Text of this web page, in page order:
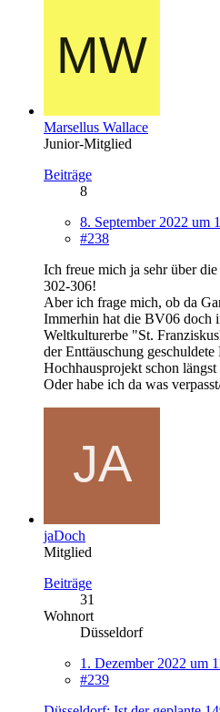
Marsellus Wallace
Junior-Mitglied
Beiträge
8
8. September 2022 um
#238
Ich freue mich ja sehr über
302-306!
Aber ich frage mich, ob da
Immerhin hat die BV06 doch
Weltkulturerbe "St.
der Enttäuschung
Hochhausprojekt schon längst
Oder habe ich da was
jaDoch
Mitglied
Beiträge
31
Wohnort
Düsseldorf
1. Dezember 2022 um
#239